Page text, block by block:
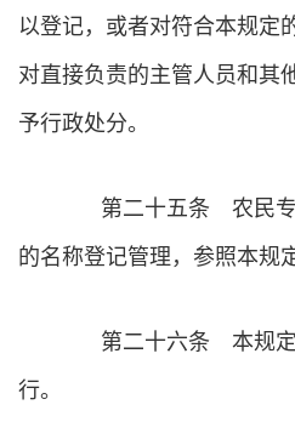
以登记，或者对符合本规定
对直接负责的主管人员和其
予行政处分。
第二十五条 农民专
的名称登记管理，参照本规
第二十六条 本规定
行。